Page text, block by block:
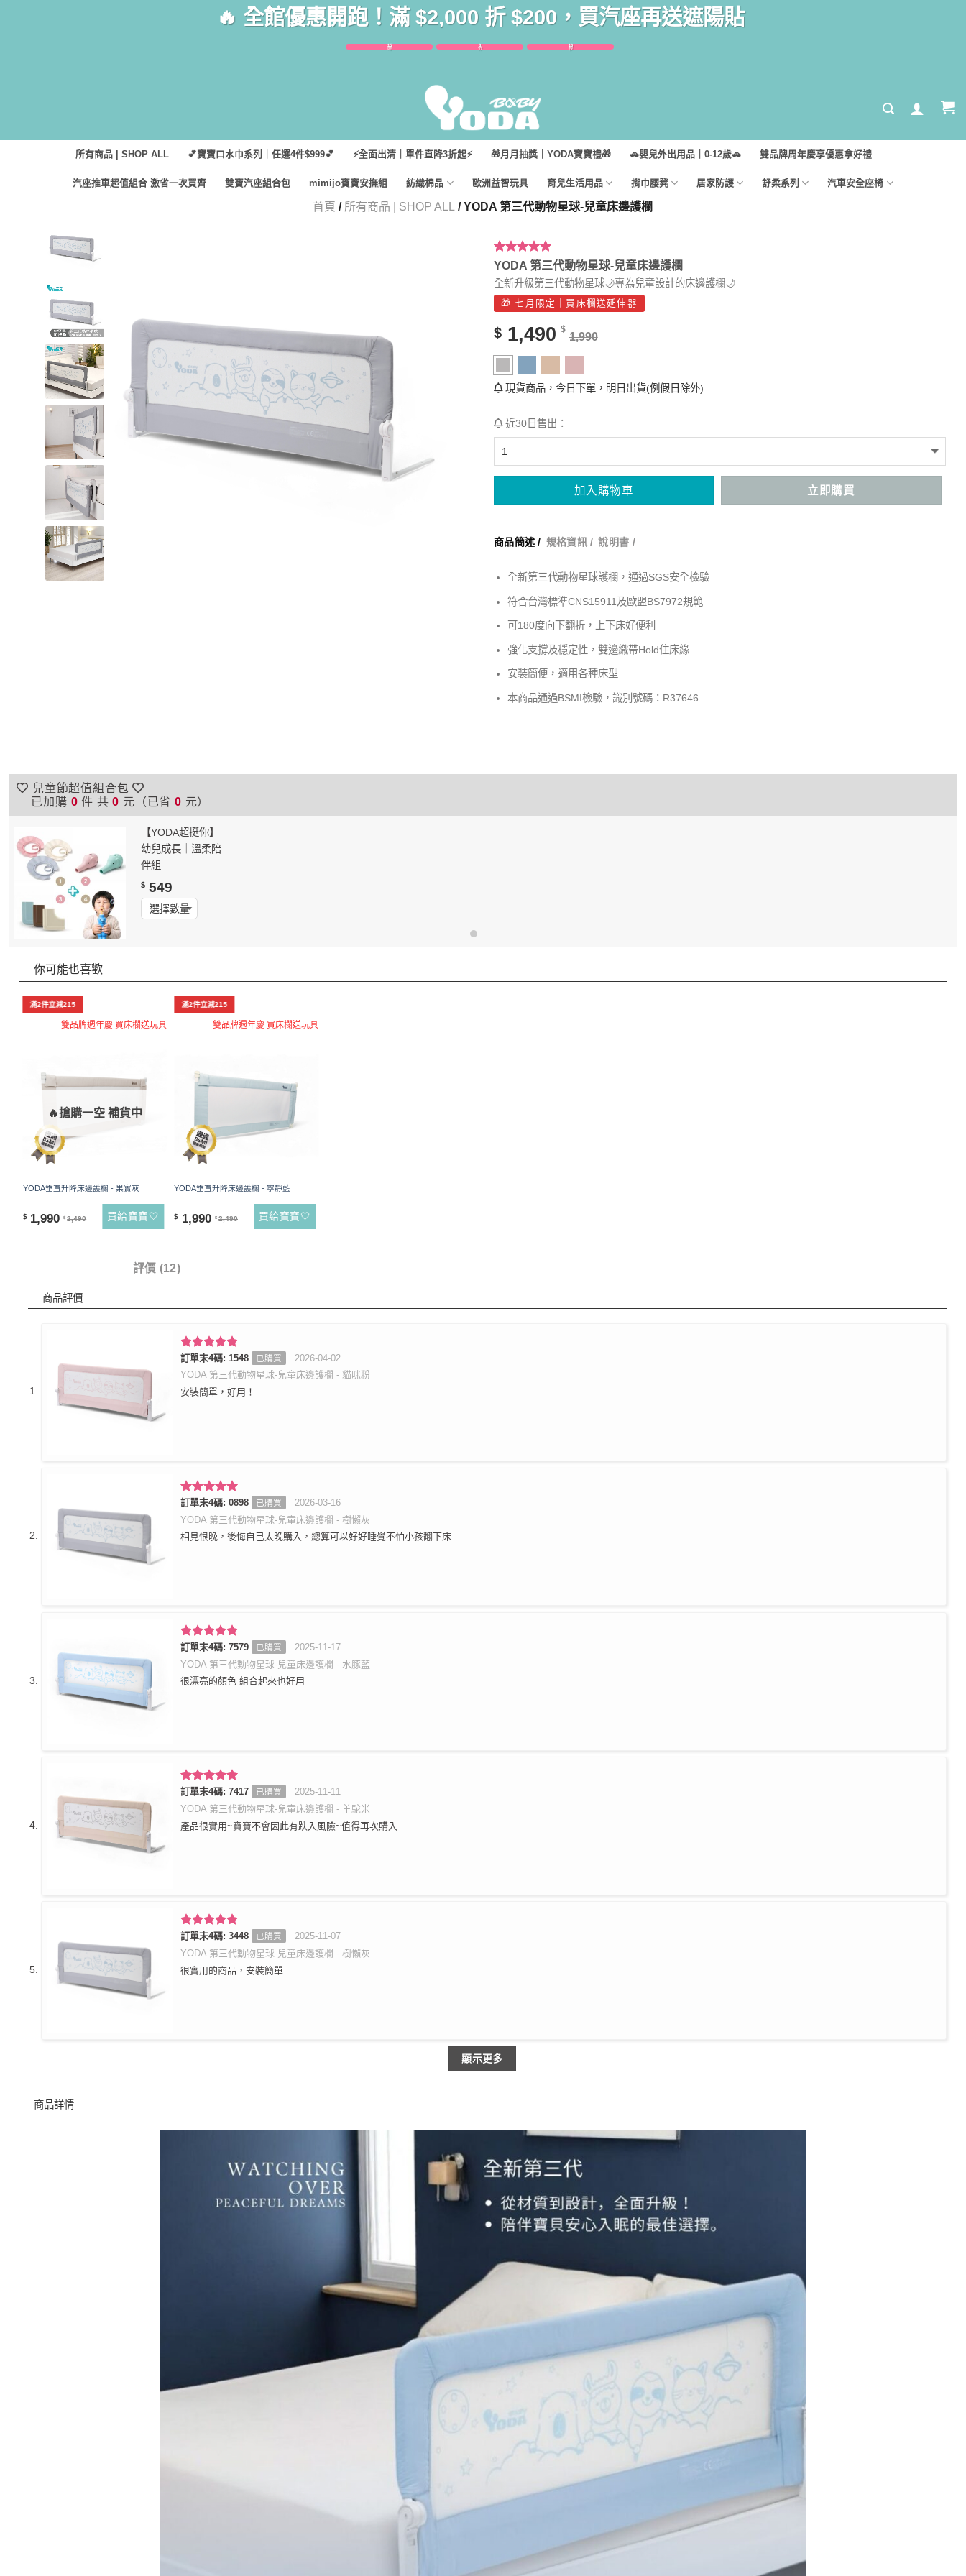
🔥 全館優惠開跑！滿 $2,000 折 $200，買汽座再送遮陽貼
15
時
3
分
14
秒
所有商品 | SHOP ALL 💕寶寶口水巾系列｜任選4件$999💕 ⚡全面出清｜單件直降3折起⚡ 🎁月月抽獎｜YODA寶寶禮🎁 🚗嬰兒外出用品｜0-12歲🚗 雙品牌周年慶享優惠拿好禮
汽座推車超值組合 激省一次買齊 雙寶汽座組合包 mimijo寶寶安撫組 紡織棉品 歐洲益智玩具 育兒生活用品 揹巾腰凳 居家防護 舒柔系列 汽車安全座椅
首頁 / 所有商品 | SHOP ALL / YODA 第三代動物星球-兒童床邊護欄
評分5.00/
5，已有
12
顧客進行評
分
YODA 第三代動物星球-兒童床邊護欄
全新升級第三代動物星球🌙專為兒童設計的床邊護欄🌙
🎁 七月限定｜買床欄送延伸器
$ 1,490 $
1,990
現貨商品，今日下單，明日出貨(例假日除外)
近30日售出：
加入購物車 立即購買
商品簡述 / 規格資訊 / 說明書 /
全新第三代動物星球護欄，通過SGS安全檢驗
符合台灣標準CNS15911及歐盟BS7972規範
可180度向下翻折，上下床好便利
強化支撐及穩定性，雙邊織帶Hold住床緣
安裝簡便，適用各種床型
本商品通過BSMI檢驗，識別號碼：R37646
兒童節超值組合包
已加購 0 件 共0 元（已省0 元）
【YODA超挺你】
幼兒成長｜溫柔陪
伴組
$ 549
你可能也喜歡
滿2件立減215
雙品牌週年慶 買床欄送玩具
🔥搶購一空 補貨中
YODA垂直升降床邊護欄 - 果實灰
$ 1,990 $ 2,490 買給寶寶🤍
滿2件立減215
雙品牌週年慶 買床欄送玩具
YODA垂直升降床邊護欄 - 寧靜藍
$ 1,990 $ 2,490 買給寶寶🤍
評價 (12)
商品評價
評分5滿
分 5
訂單末4碼: 1548 已購買
2026-04-02
YODA 第三代動物星球-兒童床邊護欄 - 貓咪粉
安裝簡單，好用！
評分5滿
分 5
訂單末4碼: 0898 已購買
2026-03-16
YODA 第三代動物星球-兒童床邊護欄 - 樹懶灰
相見恨晚，後悔自己太晚購入，總算可以好好睡覺不怕小孩翻下床
評分5滿
分 5
訂單末4碼: 7579 已購買
2025-11-17
YODA 第三代動物星球-兒童床邊護欄 - 水豚藍
很漂亮的顏色 組合起來也好用
評分5滿
分 5
訂單末4碼: 7417 已購買
2025-11-11
YODA 第三代動物星球-兒童床邊護欄 - 羊駝米
產品很實用~寶寶不會因此有跌入風險~值得再次購入
評分5滿
分 5
訂單末4碼: 3448 已購買
2025-11-07
YODA 第三代動物星球-兒童床邊護欄 - 樹懶灰
很實用的商品，安裝簡單
顯示更多
商品詳情